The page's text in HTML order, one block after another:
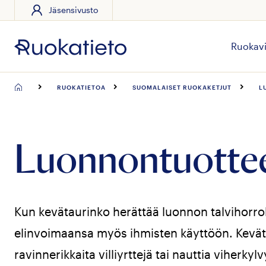
sisältöön
Jäsensivusto
RUOKATIETOA SUOMALAISET RUOKAKETJUT
Kun kevätaurinko herättää luonnon
elinvoimaansa myös ihmisten käyttöön.
ravinnerikkaita villiyrttejä tai nauttia